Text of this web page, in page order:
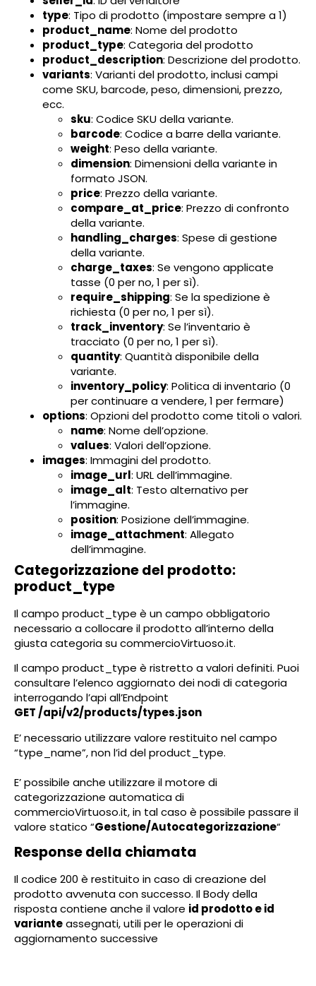
type: Tipo di prodotto (impostare sempre a 1)
product_name: Nome del prodotto
product_type: Categoria del prodotto
product_description: Descrizione del prodotto.
variants: Varianti del prodotto, inclusi campi
come SKU, barcode, peso, dimensioni, prezzo,
ecc.
sku: Codice SKU della variante.
barcode: Codice a barre della variante.
weight: Peso della variante.
dimension: Dimensioni della variante in
formato JSON.
price: Prezzo della variante.
compare_at_price: Prezzo di confronto
della variante.
handling_charges: Spese di gestione
della variante.
charge_taxes: Se vengono applicate
tasse (0 per no, 1 per sì).
require_shipping: Se la spedizione è
richiesta (0 per no, 1 per sì).
track_inventory: Se l’inventario è
tracciato (0 per no, 1 per sì).
quantity: Quantità disponibile della
variante.
inventory_policy: Politica di inventario (0
per continuare a vendere, 1 per fermare)
options: Opzioni del prodotto come titoli o valori.
name: Nome dell’opzione.
values: Valori dell’opzione.
images: Immagini del prodotto.
image_url: URL dell’immagine.
image_alt: Testo alternativo per
l’immagine.
position: Posizione dell’immagine.
image_attachment: Allegato
dell’immagine.
Categorizzazione del prodotto:
product_type
Il campo product_type è un campo obbligatorio
necessario a collocare il prodotto all’interno della
giusta categoria su commercioVirtuoso.it.
Il campo product_type è ristretto a valori definiti. Puoi
consultare l’elenco aggiornato dei nodi di categoria
interrogando l’api all’Endpoint
GET /api/v2/products/types.json
E’ necessario utilizzare valore restituito nel campo
“type_name”, non l’id del product_type.
E’ possibile anche utilizzare il motore di
categorizzazione automatica di
commercioVirtuoso.it, in tal caso è possibile passare il
valore statico “Gestione/Autocategorizzazione“
Response della chiamata
Il codice 200 è restituito in caso di creazione del
prodotto avvenuta con successo. Il Body della
risposta contiene anche il valore id prodotto e id
varianteassegnati, utili per le operazioni di
aggiornamento successive